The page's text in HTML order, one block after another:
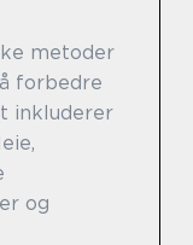
metoder
forbedre
inkluderer
og